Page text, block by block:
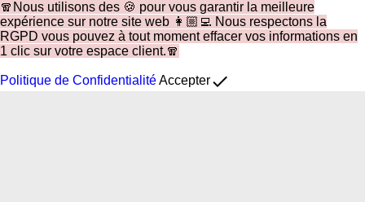
🧣Nous utilisons des 🍪 pour vous garantir la meilleure
expérience sur notre site web 👩🏼‍💻 Nous respectons la
RGPD vous pouvez à tout moment effacer vos informations en
1 clic sur votre espace client.🧣
Politique de ConfidentialitéAccepterdone